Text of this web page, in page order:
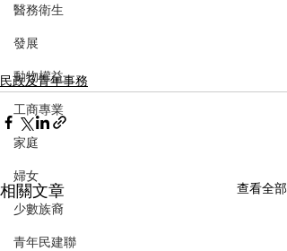
醫務衛生
發展
動物權益
工商專業
家庭
婦女
少數族裔
青年民建聯
民政及青年事務
相關文章 查看全部